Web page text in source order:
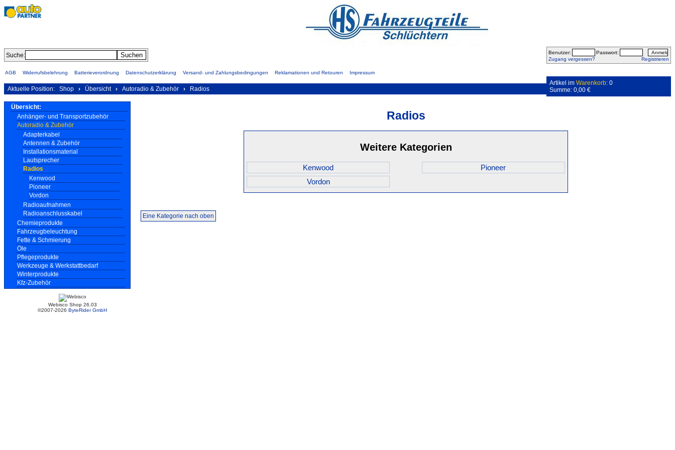
Suche: Benutzer:
Passwort:
Zugang vergessen?
Registrieren
AGB Widerrufsbelehrung Batterieverordnung Datenschutzerklärung Versand- und Zahlungsbedingungen Reklamationen und Retouren Impressum
Aktuelle Position: Shop › Übersicht › Autoradio & Zubehör › Radios
Artikel im Warenkorb: 0
Summe: 0,00 €
Übersicht:
Anhänger- und Transportzubehör
Autoradio & Zubehör
Adapterkabel
Antennen & Zubehör
Installationsmaterial
Lautsprecher
Radios
Kenwood
Pioneer
Vordon
Radioaufnahmen
Radioanschlusskabel
Chemieprodukte
Fahrzeugbeleuchtung
Fette & Schmierung
Öle
Pflegeprodukte
Werkzeuge & Werkstattbedarf
Winterprodukte
Kfz-Zubehör
Webisco Shop 26.03
©2007-2026 ByteRider GmbH
Radios
Weitere Kategorien
Kenwood
Pioneer
Vordon
Eine Kategorie nach oben